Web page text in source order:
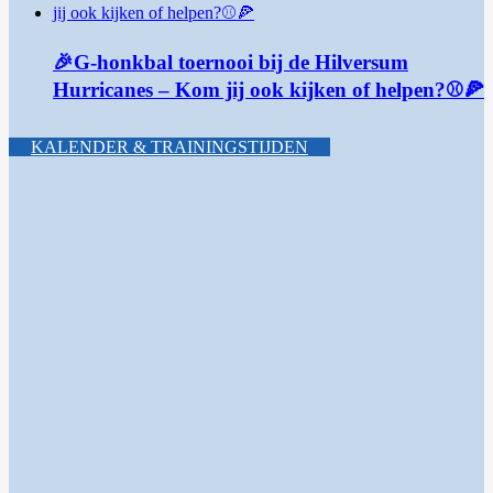
🎉G-honkbal toernooi bij de Hilversum
Hurricanes – Kom jij ook kijken of helpen?⚾🍕
KALENDER & TRAININGSTIJDEN